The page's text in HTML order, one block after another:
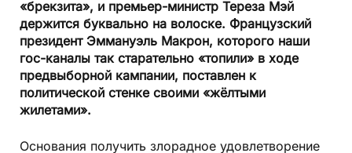
«брекзита», и премьер-министр Тереза Мэй
держится буквально на волоске. Французский
президент Эммануэль Макрон, которого наши
гос-каналы так старательно «топили» в ходе
предвыборной кампании, поставлен к
политической стенке своими «жёлтыми
жилетами».
Основания получить злорадное удовлетворение